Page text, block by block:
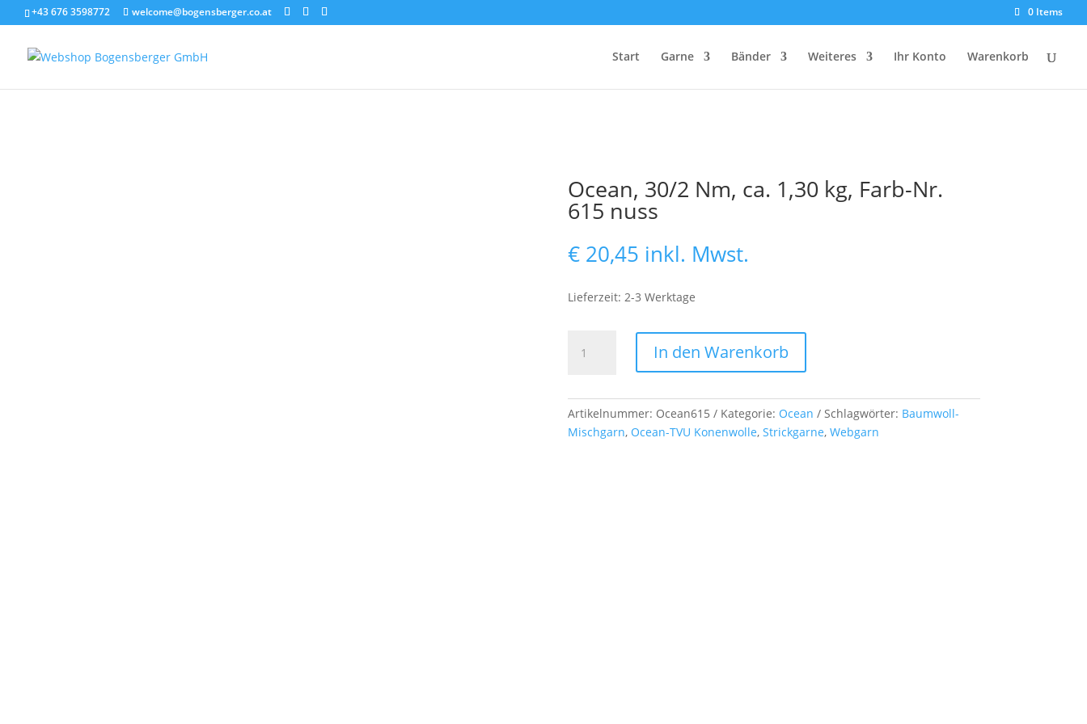
+43 676 3598772 welcome@bogensberger.co.at 0 Items
Start Garne Bänder Weiteres Ihr Konto Warenkorb
Ocean, 30/2 Nm, ca. 1,30 kg, Farb-Nr.
615 nuss
€20,45 inkl. Mwst.
Lieferzeit: 2-3 Werktage
30/2
1,30
kg,
In den Warenkorb
Artikelnummer: Ocean615 Kategorie: Ocean Schlagwörter: Baumwoll-
Mischgarn, Ocean-TVU Konenwolle, Strickgarne, Webgarn